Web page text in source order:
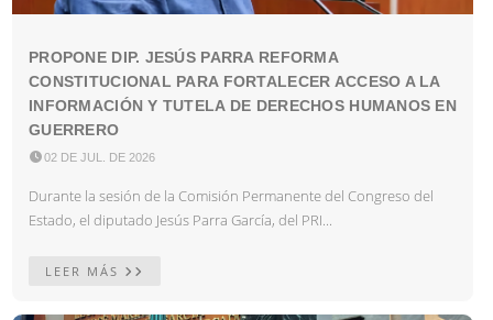
PROPONE DIP. JESÚS PARRA REFORMA
CONSTITUCIONAL PARA FORTALECER ACCESO A LA
INFORMACIÓN Y TUTELA DE DERECHOS HUMANOS EN
GUERRERO
02 DE JUL. DE 2026
Durante la sesión de la Comisión Permanente del Congreso del
Estado, el diputado Jesús Parra García, del PRI...
LEER MÁS